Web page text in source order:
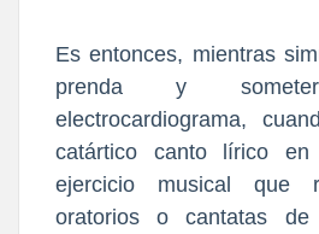
Es entonces, mientras
prenda y
electrocardiograma,
catártico canto lírico
ejercicio musical que
oratorios o cantatas de